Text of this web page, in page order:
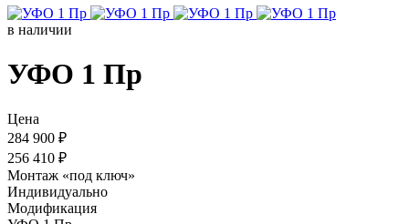
в наличии
УФО 1 Пр
Цена
284 900 ₽
256 410 ₽
Монтаж «под ключ»
Индивидуально
Модификация